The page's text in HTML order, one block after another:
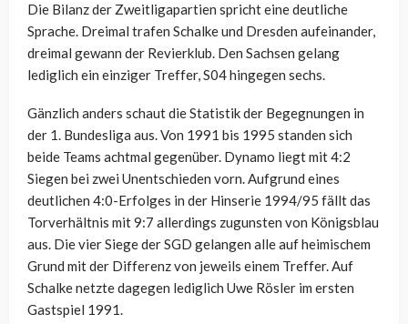
Die Bilanz der Zweitligapartien spricht eine deutliche
Sprache. Dreimal trafen Schalke und Dresden aufeinander,
dreimal gewann der Revierklub. Den Sachsen gelang
lediglich ein einziger Treffer, S04 hingegen sechs.
Gänzlich anders schaut die Statistik der Begegnungen in
der 1. Bundesliga aus. Von 1991 bis 1995 standen sich
beide Teams achtmal gegenüber. Dynamo liegt mit 4:2
Siegen bei zwei Unentschieden vorn. Aufgrund eines
deutlichen 4:0-Erfolges in der Hinserie 1994/95 fällt das
Torverhältnis mit 9:7 allerdings zugunsten von Königsblau
aus. Die vier Siege der SGD gelangen alle auf heimischem
Grund mit der Differenz von jeweils einem Treffer. Auf
Schalke netzte dagegen lediglich Uwe Rösler im ersten
Gastspiel 1991.